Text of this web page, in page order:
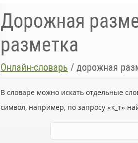
Дорожная
разметка
Онлайн-словарь / дорожная
В словаре можно искать отдельные
символ, например, по запросу «к_т»